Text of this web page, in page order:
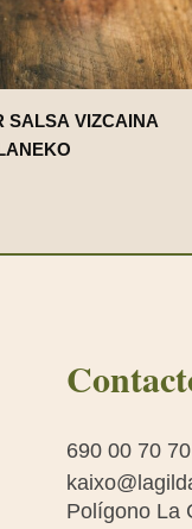
SALSA VIZCAINA
690 00 70 70
Polígono La